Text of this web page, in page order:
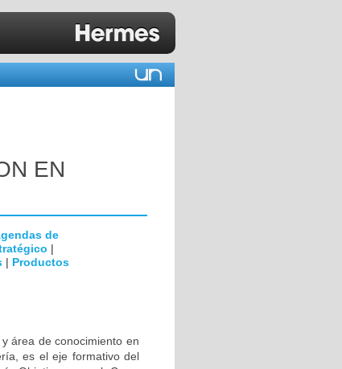
EN
de
|
| Productos
área de conocimiento en
es el eje formativo del